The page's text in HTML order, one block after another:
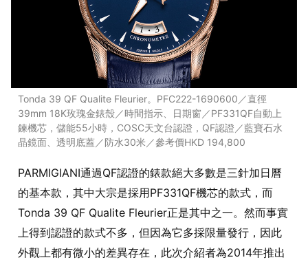
Tonda 39 QF Qualite Fleurier。PFC222-1690600／直徑
39mm 18K玫瑰金錶殼／時間指示、日期窗／PF331QF自動上
鍊機芯，儲能55小時，COSC天文台認證，QF認證／藍寶石水
晶鏡面、透明底蓋／防水30米／參考價HKD 194,800
PARMIGIANI通過QF認證的錶款絕大多數是三針加日曆
的基本款，其中大宗是採用PF331QF機芯的款式，而
Tonda 39 QF Qualite Fleurier正是其中之一。然而事實
上得到認證的款式不多，但因為它多採限量發行，因此
外觀上都有微小的差異存在，此次介紹者為2014年推出